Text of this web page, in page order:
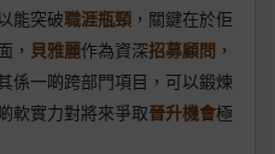
能突破職涯瓶頸 ，關鍵在於佢
， 貝雅麗作為資深招募顧問 ，
係一啲跨部門項目，可以鍛煉
軟實力對將來爭取晉升機會極